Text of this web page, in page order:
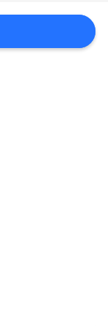
الموقع
PRIVACY